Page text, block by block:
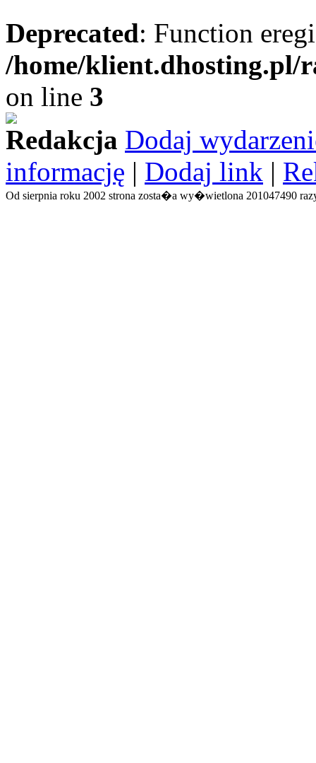
Deprecated: Function
/home/
on line 3
Redakcja Dodaj
informację | Dodaj link |
Od sierpnia roku 2002 strona zosta�a wy�wietlona 201047490